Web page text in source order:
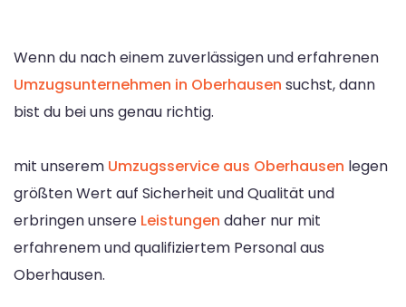
Wenn du nach einem zuverlässigen und erfahrenen
Umzugsunternehmen in Oberhausen suchst, dann
bist du bei uns genau richtig.
mit unserem Umzugsservice aus Oberhausen legen
größten Wert auf Sicherheit und Qualität und
erbringen unsere Leistungen daher nur mit
erfahrenem und qualifiziertem Personal aus
Oberhausen.